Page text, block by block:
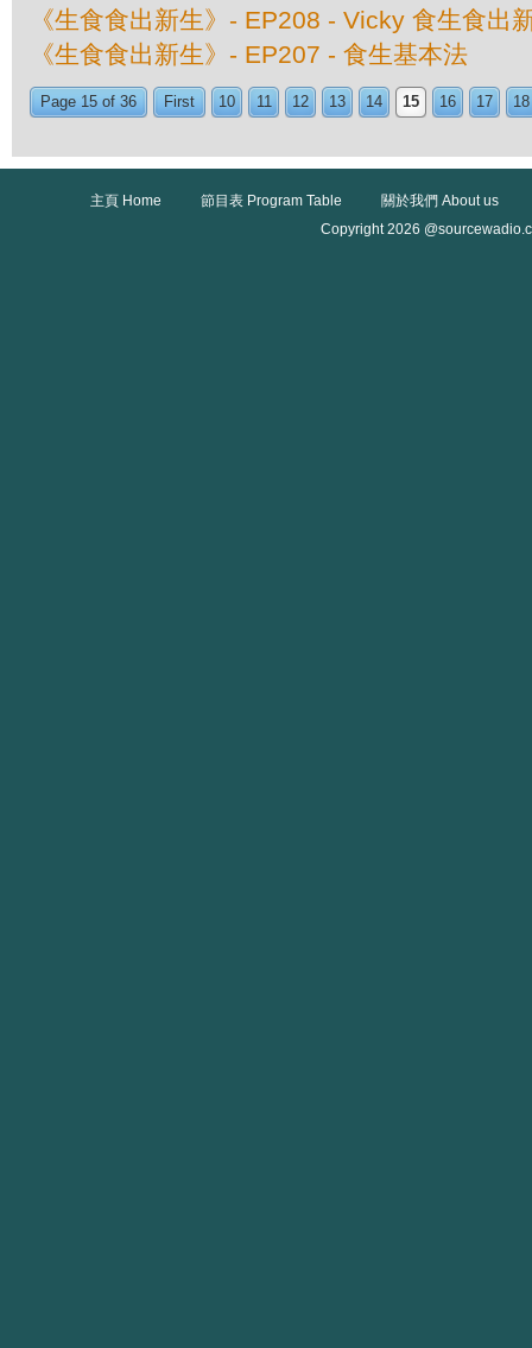
《生食食出新生》- EP208 - Vicky 食生食出
《生食食出新生》- EP207 - 食生基本法
Page 15 of 36 First 10 11 12 13 14 15 16 17 18
主頁 Home 節目表 Program Table
關於我們 About us
Copyright 2026